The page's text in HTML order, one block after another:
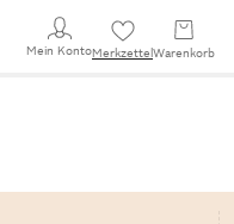
Mein KontoMerkzettel Warenkorb